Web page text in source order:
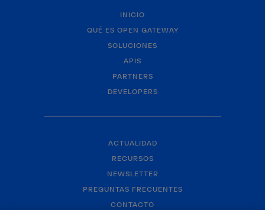
INICIO
QUÉ ES OPEN GATEWAY
SOLUCIONES
APIS
PARTNERS
DEVELOPERS
ACTUALIDAD
RECURSOS
NEWSLETTER
PREGUNTAS FRECUENTES
CONTACTO